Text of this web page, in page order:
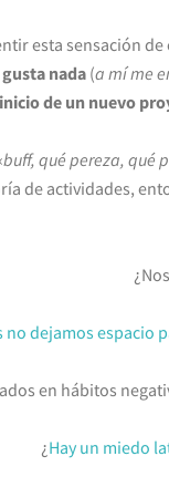
esta sensación
nada (a mí me
de un nuevo
buff, qué pereza, qué
de actividades,
no dejamos espacio
en hábitos
¿Hay un miedo